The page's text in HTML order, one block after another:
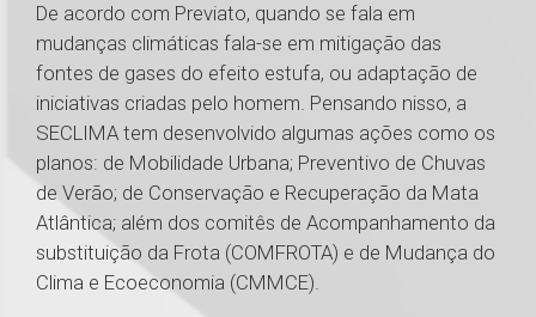
De acordo com Previato, quando se fala em
mudanças climáticas fala-se em mitigação das
fontes de gases do efeito estufa, ou adaptação de
iniciativas criadas pelo homem. Pensando nisso, a
SECLIMA tem desenvolvido algumas ações como os
planos: de Mobilidade Urbana; Preventivo de Chuvas
de Verão; de Conservação e Recuperação da Mata
Atlântica; além dos comitês de Acompanhamento da
substituição da Frota (COMFROTA) e de Mudança do
Clima e Ecoeconomia (CMMCE).